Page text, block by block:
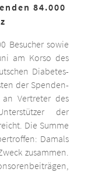
84.000
Besucher sowie
am Korso des
Diabetes-
der Spenden-
Vertreter des
der
Die Summe
Damals
zusammen.